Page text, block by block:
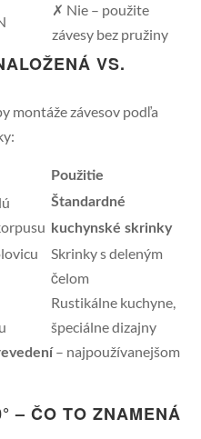
✗ Nie – použite
závesy bez pružiny
VS.
montáže závesov podľa
Použitie
Štandardné
kuchynské skrinky
Skrinky s deleným
čelom
Rustikálne kuchyne,
špeciálne dizajny
– najpoužívanejšom
– ČO TO ZNAMENÁ